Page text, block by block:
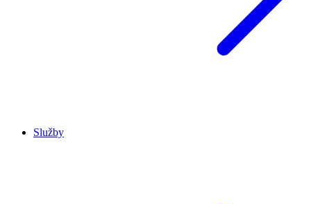
Služby